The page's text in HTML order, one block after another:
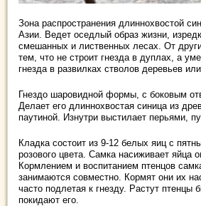
Зона распространения длиннохвостой
Азии. Ведет оседлый образ жизни,
смешанных и лиственных лесах. От
тем, что не строит гнезда в дуплах, а
гнезда в развилках стволов деревьев или
Гнездо шаровидной формы, с боковым
Делает его длиннохвостая синица из
паутиной. Изнутри выстилает перьями,
Кладка состоит из 9-12 белых яиц с
розового цвета. Самка насиживает яйца
Кормлением и воспитанием птенцов
занимаются совместно. Кормят они их
часто подлетая к гнезду. Растут птенцы
покидают его.